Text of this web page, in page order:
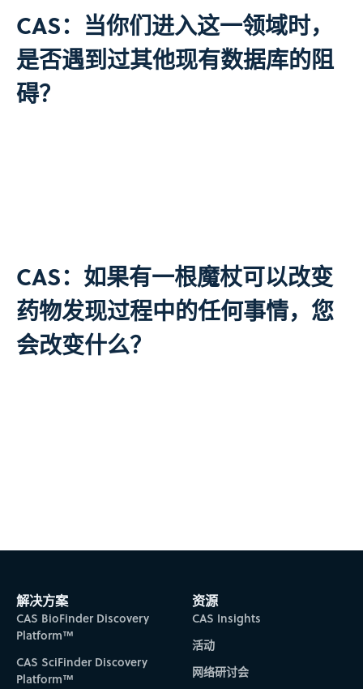
CAS：当你们进入这一领域时，
是否遇到过其他现有数据库的阻
碍？
CAS：如果有一根魔杖可以改变
药物发现过程中的任何事情，您
会改变什么？
解决方案
CAS BioFinder Discovery
Platform™
CAS SciFinder Discovery
Platform™
资源
CAS Insights
活动
网络研讨会